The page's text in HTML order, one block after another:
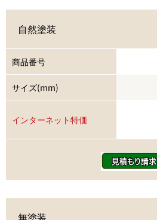
自然塗装
商品番号
サイズ(mm)
インターネット特価
無塗装